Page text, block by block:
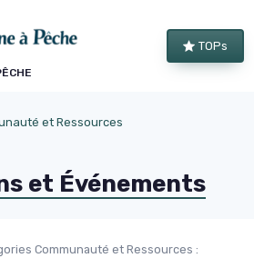
TOPs
et Ressources
et Événements
Communauté et Ressources :
cookies